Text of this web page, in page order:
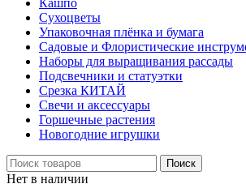
Кашпо
Сухоцветы
Упаковочная плёнка и бумага
Садовые и Флористические
Наборы для выращивания рассады
Подсвечники и статуэтки
Срезка КИТАЙ
Свечи и аксессуары
Горшечные растения
Новогодние игрушки
Поиск
Нет в наличии